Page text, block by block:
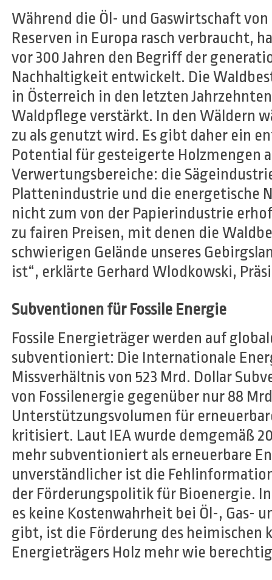
Während die Öl- und Gaswirtschaft
Reserven in Europa rasch verbraucht,
vor 300 Jahren den Begriff der
Nachhaltigkeit entwickelt. Die
in Österreich in den letzten
Waldpflege verstärkt. In den Wäldern
zu als genutzt wird. Es gibt daher ein
Potential für gesteigerte Holzmengen
Verwertungsbereiche: die
Plattenindustrie und die energetische
nicht zum von der Papierindustrie
zu fairen Preisen, mit denen die
schwierigen Gelände unseres
ist“, erklärte Gerhard Wlodkowski,
Subventionen für Fossile Energie
Fossile Energieträger werden auf
subventioniert: Die Internationale
Missverhältnis von 523 Mrd. Dollar
von Fossilenergie gegenüber nur 88
Unterstützungsvolumen für
kritisiert. Laut IEA wurde demgemäß
mehr subventioniert als erneuerbare
unverständlicher ist die
der Förderungspolitik für Bioenergie.
es keine Kostenwahrheit bei Öl-, Gas-
gibt, ist die Förderung des heimischen
Energieträgers Holz mehr wie